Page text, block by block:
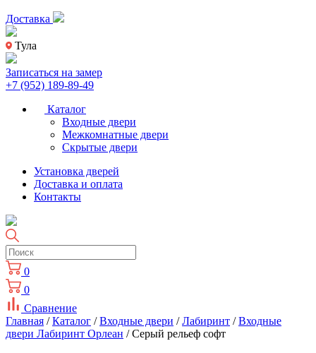
Доставка
Тула
Записаться на замер
+7 (952) 189-89-49
Каталог
Входные двери
Межкомнатные двери
Скрытые двери
Установка дверей
Доставка и оплата
Контакты
0
0
Сравнение
Главная /Каталог /Входные двери /Лабиринт /Входные
двери Лабиринт Орлеан / Серый рельеф софт